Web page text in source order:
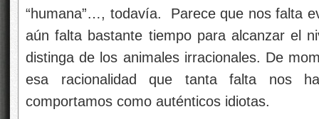
“humana”…, todavía. Parece que nos falta
aún falta bastante tiempo para alcanzar el
distinga de los animales irracionales. De
esa racionalidad que tanta falta nos
comportamos como auténticos idiotas.